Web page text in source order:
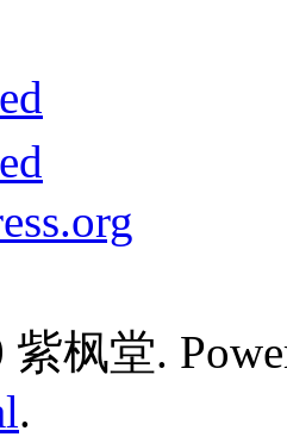
紫枫堂.
.